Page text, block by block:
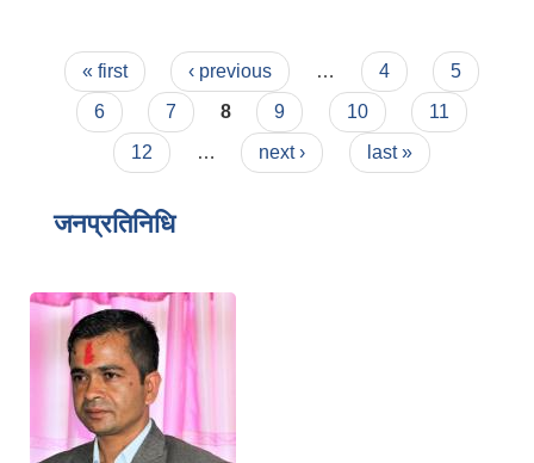
प्रकाशन सम्बन्धी
सूचना !!!
Pages
« first ‹ previous … 4
5
6
7 8 9 10
11
12
… next › last »
जनप्रतिनिधि